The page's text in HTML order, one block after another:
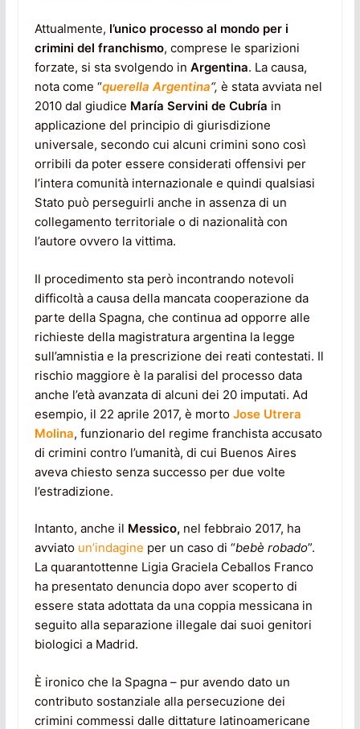
Attualmente, l’unico processo al mondo per i
crimini del franchismo, comprese le sparizioni
forzate, si sta svolgendo in Argentina. La causa,
nota come “querella Argentina“, è stata avviata nel
2010 dal giudice María Servini de Cubría in
applicazione del principio di giurisdizione
universale, secondo cui alcuni crimini sono così
orribili da poter essere considerati offensivi per
l’intera comunità internazionale e quindi qualsiasi
Stato può perseguirli anche in assenza di un
collegamento territoriale o di nazionalità con
l’autore ovvero la vittima.
Il procedimento sta però incontrando notevoli
difficoltà a causa della mancata cooperazione da
parte della Spagna, che continua ad opporre alle
richieste della magistratura argentina la legge
sull’amnistia e la prescrizione dei reati contestati. Il
rischio maggiore è la paralisi del processo data
anche l’età avanzata di alcuni dei 20 imputati. Ad
esempio, il 22 aprile 2017, è morto Jose Utrera
Molina, funzionario del regime franchista accusato
di crimini contro l’umanità, di cui Buenos Aires
aveva chiesto senza successo per due volte
l’estradizione.
Intanto, anche il Messico,nel febbraio 2017, ha
avviato un’indagine per un caso di “bebè robado”.
La quarantottenne Ligia Graciela Ceballos Franco
ha presentato denuncia dopo aver scoperto di
essere stata adottata da una coppia messicana in
seguito alla separazione illegale dai suoi genitori
biologici a Madrid.
È ironico che la Spagna – pur avendo dato un
contributo sostanziale alla persecuzione dei
crimini commessi dalle dittature latinoamericane